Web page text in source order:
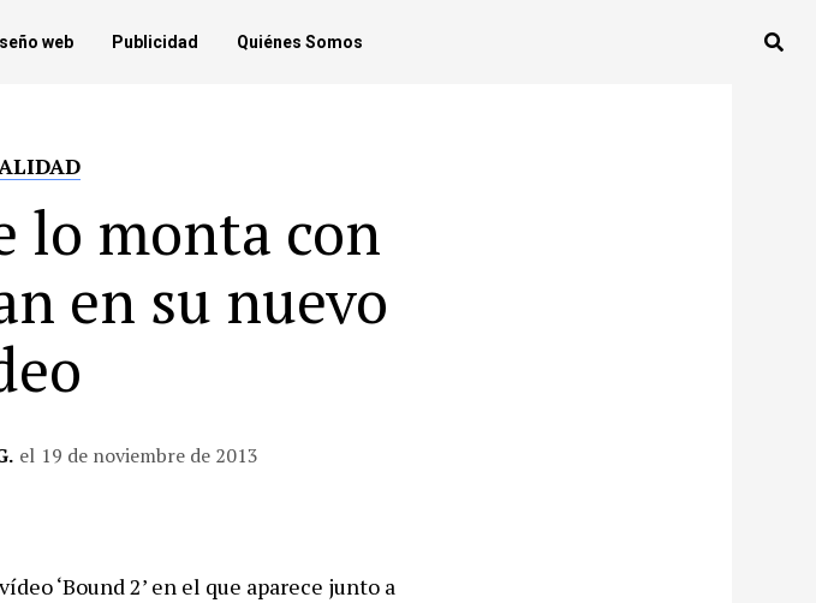
web Publicidad Quiénes Somos
lo monta con
en su nuevo
el 19 de noviembre de 2013
‘Bound 2’ en el que aparece junto a